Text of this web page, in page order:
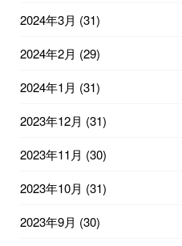
2024年3月 (31)
2024年2月 (29)
2024年1月 (31)
2023年12月 (31)
2023年11月 (30)
2023年10月 (31)
2023年9月 (30)